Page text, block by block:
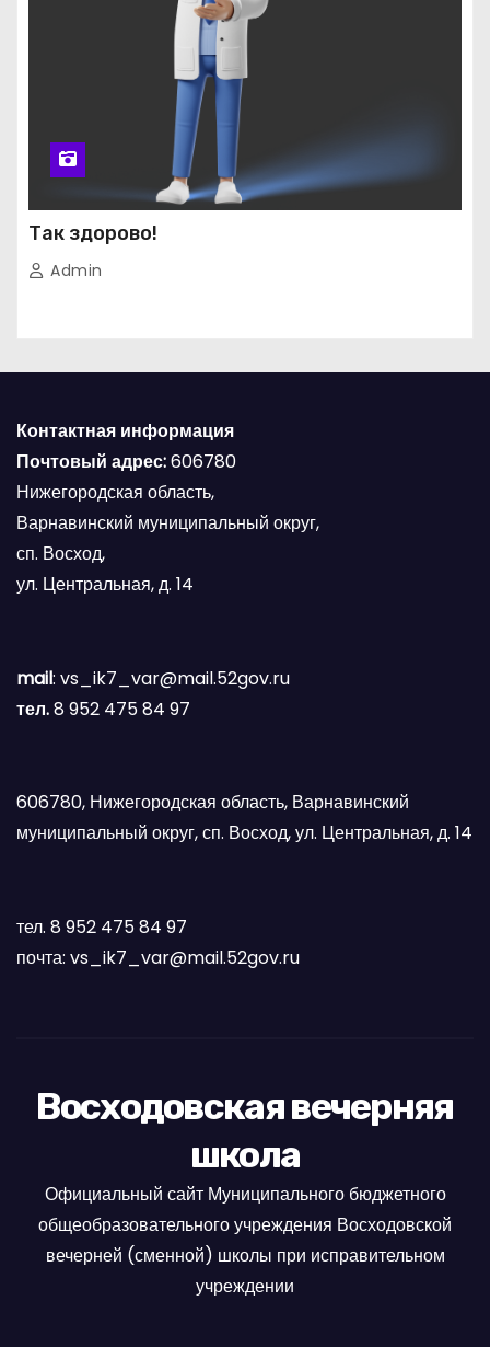
Так здорово!
Admin
Контактная информация
Почтовый адрес:606780
Нижегородская область,
Варнавинский муниципальный округ,
сп. Восход,
ул. Центральная, д. 14
mail: vs_ik7_var@mail.52gov.ru
тел.8 952 475 84 97
606780, Нижегородская область, Варнавинский
муниципальный округ, сп. Восход, ул. Центральная, д. 14
тел. 8 952 475 84 97
почта: vs_ik7_var@mail.52gov.ru
Восходовская вечерняя
школа
Официальный сайт Муниципального бюджетного
общеобразовательного учреждения Восходовской
вечерней (сменной) школы при исправительном
учреждении